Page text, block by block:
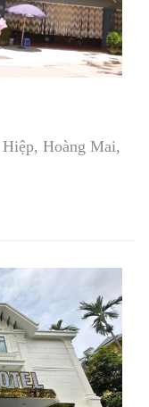
Hoàng Mai,